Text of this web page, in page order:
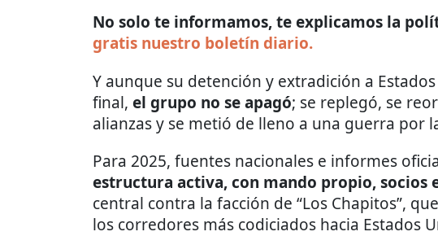
No solo te informamos, te explicamos la
gratis nuestro boletín diario.
Y aunque su detención y extradición a
final, el grupo no se apagó; se replegó, se
alianzas y se metió de lleno a una guerra por
Para 2025, fuentes nacionales e informes
estructura activa, con mando propio, socios
central contra la facción de “Los Chapitos”,
los corredores más codiciados hacia Estados